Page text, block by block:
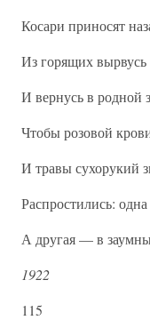
Косари приносят
Из горящих вырвусь
И вернусь в родной
Чтобы розовой
И травы сухорукий
Распростились:
А другая — в
1922
115